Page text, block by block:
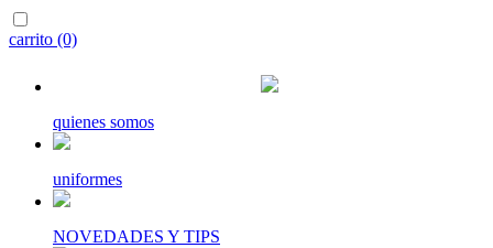
carrito (0)
quienes somos
uniformes
NOVEDADES Y TIPS